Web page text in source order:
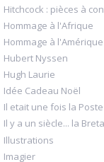
Hitchcock : pièces à
Hommage à l'Afrique
Hommage à
Hubert Nyssen
Hugh Laurie
Idée Cadeau Noël
Il etait une fois la Poste
Il y a un siècle... la
Illustrations
Imagier